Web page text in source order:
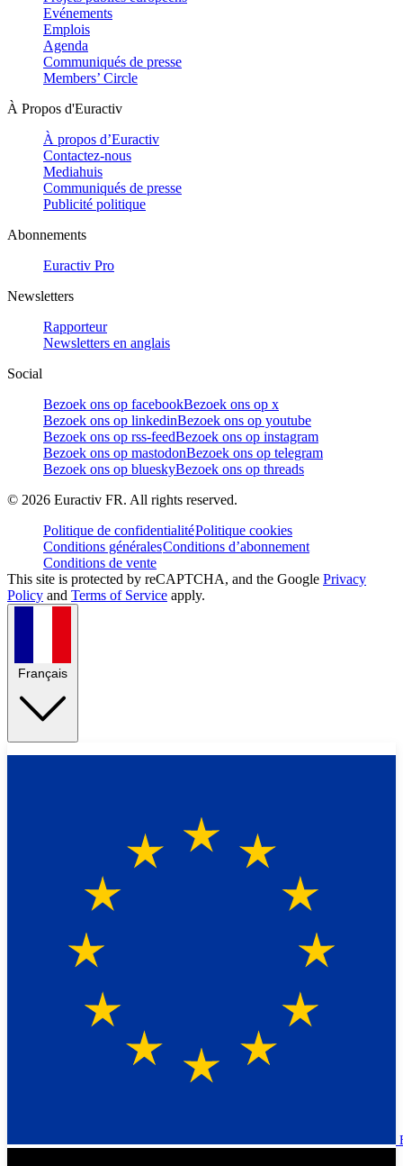
Evénements
Emplois
Agenda
Communiqués de presse
Members’ Circle
À Propos d'Euractiv
À propos d’Euractiv
Contactez-nous
Mediahuis
Communiqués de presse
Publicité politique
Abonnements
Euractiv Pro
Newsletters
Rapporteur
Newsletters en anglais
Social
Bezoek ons op facebookBezoek ons op x
Bezoek ons op linkedinBezoek ons op youtube
Bezoek ons op rss-feedBezoek ons op instagram
Bezoek ons op mastodonBezoek ons op telegram
Bezoek ons op blueskyBezoek ons op threads
© 2026 Euractiv FR. All rights reserved.
Politique de confidentialitéPolitique cookies
Conditions généralesConditions d’abonnement
Conditions de vente
This site is protected by reCAPTCHA, and the Google Privacy
Policy and Terms of Service apply.
Français